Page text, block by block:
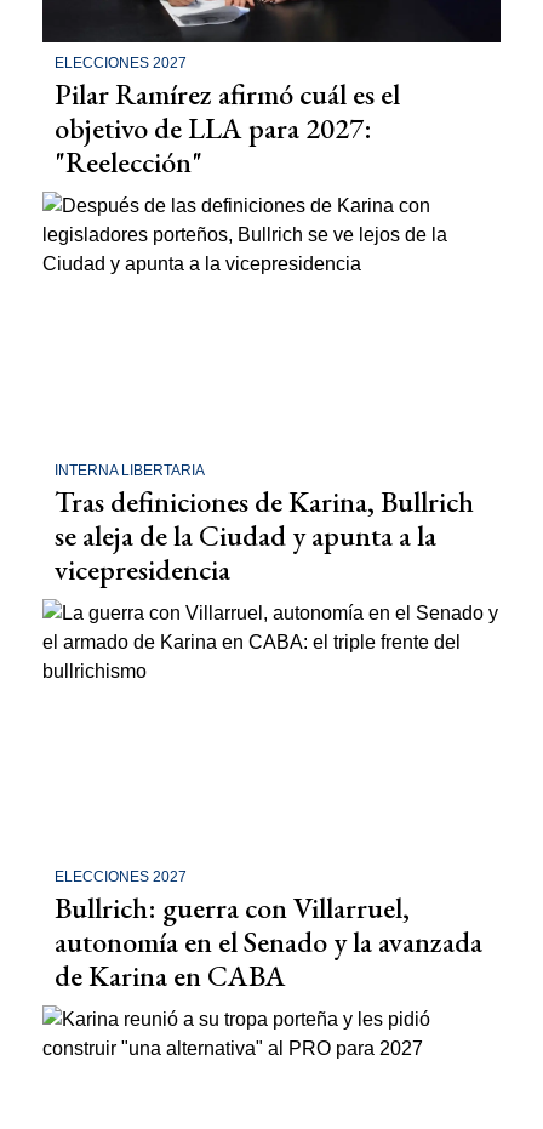
ELECCIONES 2027
Pilar Ramírez afirmó cuál es el
objetivo de LLA para 2027:
"Reelección"
INTERNA LIBERTARIA
Tras definiciones de Karina, Bullrich
se aleja de la Ciudad y apunta a la
vicepresidencia
ELECCIONES 2027
Bullrich: guerra con Villarruel,
autonomía en el Senado y la avanzada
de Karina en CABA